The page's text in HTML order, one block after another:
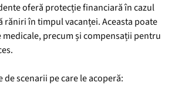
oferă protecție financiară în cazul
răniri în timpul vacanței. Aceasta poate
precum și compensații pentru
de scenarii pe care le acoperă: